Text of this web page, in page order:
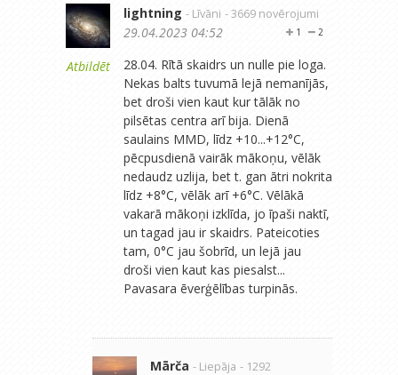
Atbildēt
lightning - Līvāni - 3669 novērojumi
2
1
29.04.2023 04:52
28.04. Rītā skaidrs un nulle pie loga.
Nekas balts tuvumā lejā nemanījās,
bet droši vien kaut kur tālāk no
pilsētas centra arī bija. Dienā
saulains MMD, līdz +10...+12°C,
pēcpusdienā vairāk mākoņu, vēlāk
nedaudz uzlija, bet t. gan ātri nokrita
līdz +8°C, vēlāk arī +6°C. Vēlākā
vakarā mākoņi izklīda, jo īpaši naktī,
un tagad jau ir skaidrs. Pateicoties
tam, 0°C jau šobrīd, un lejā jau
droši vien kaut kas piesalst...
Pavasara ēverģēlības turpinās.
Mārča - Liepāja - 1292